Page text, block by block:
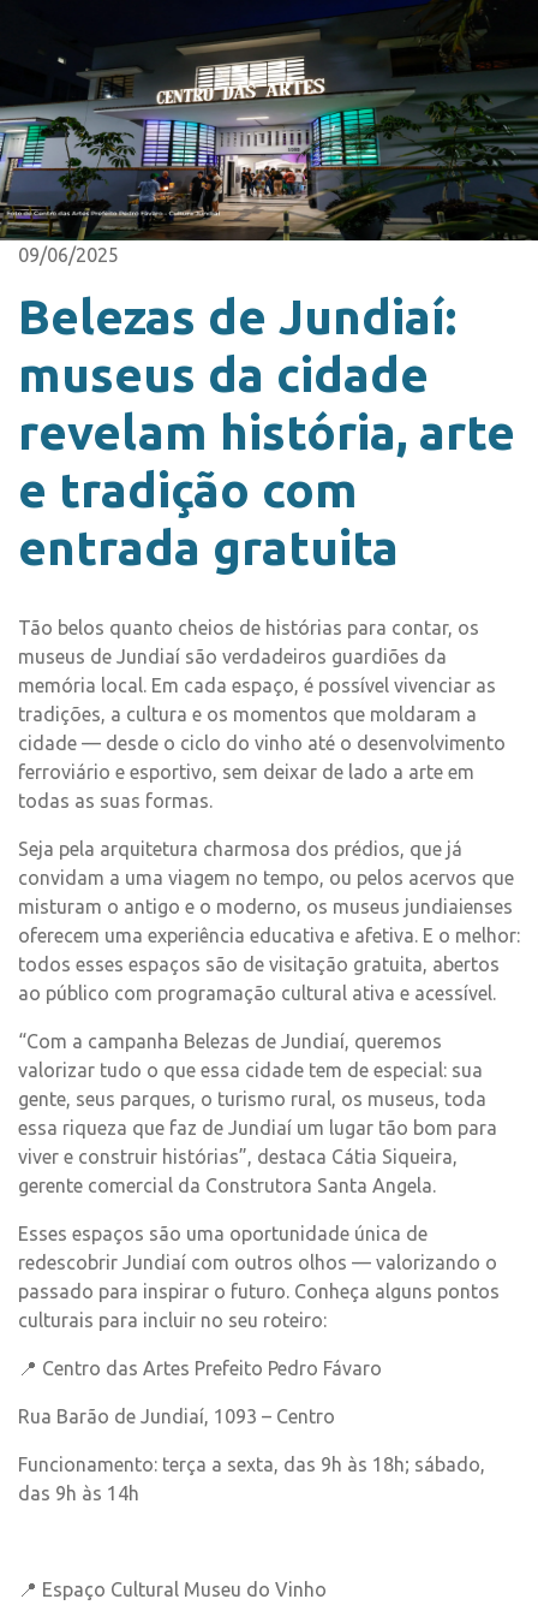
09/06/2025
Belezas de Jundiaí:
museus da cidade
revelam história, arte
e tradição com
entrada gratuita
Tão belos quanto cheios de histórias para contar, os
museus de Jundiaí são verdadeiros guardiões da
memória local. Em cada espaço, é possível vivenciar as
tradições, a cultura e os momentos que moldaram a
cidade — desde o ciclo do vinho até o desenvolvimento
ferroviário e esportivo, sem deixar de lado a arte em
todas as suas formas.
Seja pela arquitetura charmosa dos prédios, que já
convidam a uma viagem no tempo, ou pelos acervos que
misturam o antigo e o moderno, os museus jundiaienses
oferecem uma experiência educativa e afetiva. E o melhor:
todos esses espaços são de visitação gratuita, abertos
ao público com programação cultural ativa e acessível.
“Com a campanha Belezas de Jundiaí, queremos
valorizar tudo o que essa cidade tem de especial: sua
gente, seus parques, o turismo rural, os museus, toda
essa riqueza que faz de Jundiaí um lugar tão bom para
viver e construir histórias”, destaca Cátia Siqueira,
gerente comercial da Construtora Santa Angela.
Esses espaços são uma oportunidade única de
redescobrir Jundiaí com outros olhos — valorizando o
passado para inspirar o futuro. Conheça alguns pontos
culturais para incluir no seu roteiro:
📍 Centro das Artes Prefeito Pedro Fávaro
Rua Barão de Jundiaí, 1093 – Centro
Funcionamento: terça a sexta, das 9h às 18h; sábado,
das 9h às 14h
📍 Espaço Cultural Museu do Vinho